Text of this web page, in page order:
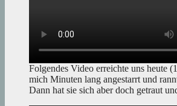
Folgendes Video erreichte uns heute
mich Minuten lang angestarrt und
Dann hat sie sich aber doch getraut